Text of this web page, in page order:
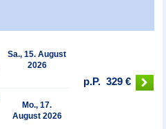
Sa., 15. August
2026
Mo., 17.
August 2026
p.P. 329 €